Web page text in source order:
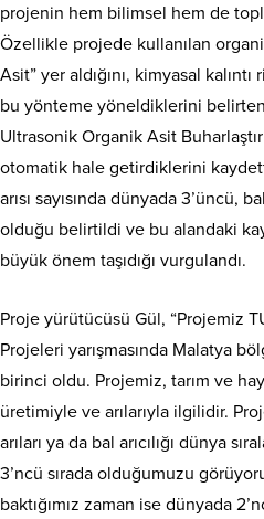
projenin hem bilimsel hem de
Özellikle projede kullanılan
Asit” yer aldığını, kimyasal
bu yönteme yöneldiklerini
Ultrasonik Organik Asit
otomatik hale getirdiklerini
arısı sayısında dünyada 3’üncü,
olduğu belirtildi ve bu alandaki
büyük önem taşıdığı vurgulandı.
Proje yürütücüsü Gül, “Projemiz
Projeleri yarışmasında Malatya
birinci oldu. Projemiz, tarım ve
üretimiyle ve arılarıyla ilgilidir.
arıları ya da bal arıcılığı dünya
3’ncü sırada olduğumuzu
baktığımız zaman ise dünyada